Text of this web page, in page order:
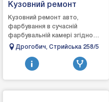
Кузовний ремонт
Кузовний ремонт авто,
фарбування в сучасній
фарбувальній камері згідно
технологічних карт, поліровка
рихтувально-зварю...
Дрогобич, Стрийська 258/5